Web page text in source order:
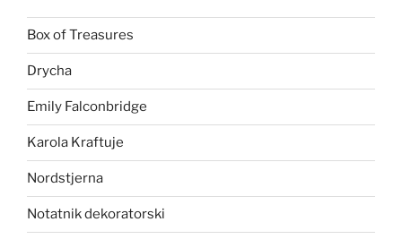
Box of Treasures
Drycha
Emily Falconbridge
Karola Kraftuje
Nordstjerna
Notatnik dekoratorski